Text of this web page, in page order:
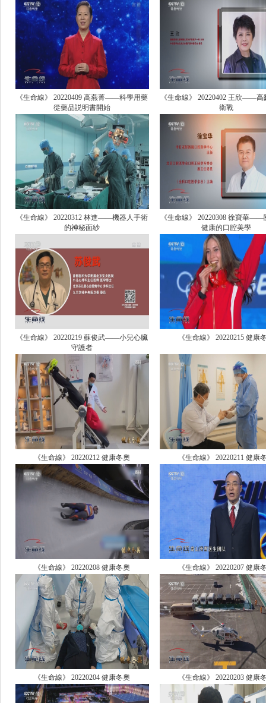
《生命線》 20220409 高燕菁——科學用藥
從藥品説明書開始
《生命線》 20220402 王欣——高
衛戰
《生命線》 20220312 林進——機器人手術
的神秘面紗
《生命線》 20220308 徐寶華——
健康的口腔美學
《生命線》 20220219 蘇俊武——小兒心臟
守護者
《生命線》 20220215 健康
《生命線》 20220212 健康冬奧 《生命線》 20220211 健康
《生命線》 20220208 健康冬奧 《生命線》 20220207 健康
《生命線》 20220204 健康冬奧 《生命線》 20220203 健康